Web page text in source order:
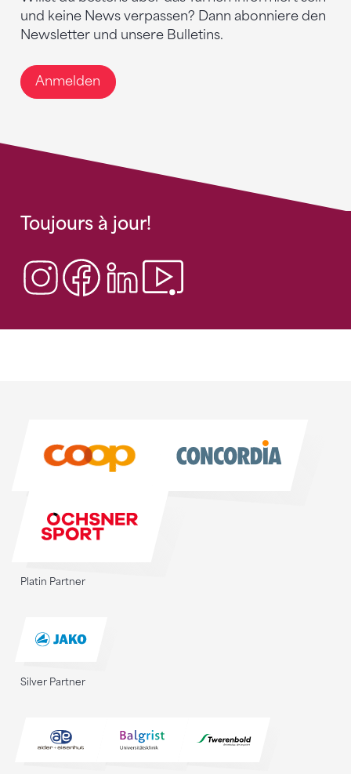
und keine News verpassen? Dann abonniere den
Newsletter und unsere Bulletins.
Anmelden
Toujours à jour!
Instagram
Platin Partner
Silver Partner